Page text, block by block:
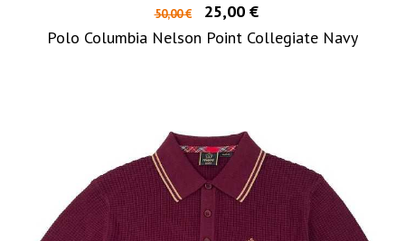
50,00 €
25,00 €
Polo Columbia Nelson Point Collegiate Navy